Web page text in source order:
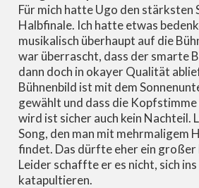
Für mich hatte Ugo den stärksten
Halbfinale. Ich hatte etwas
musikalisch überhaupt auf die
war überrascht, dass der smarte
dann doch in okayer Qualität
Bühnenbild ist mit dem
gewählt und dass die
wird ist sicher auch kein Nachteil.
Song, den man mit mehrmaligem
findet. Das dürfte eher ein großer
Leider schaffte er es nicht, sich ins
katapultieren.